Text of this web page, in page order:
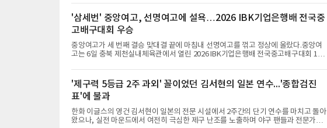
가 과연 지속 가능한지 질문을 던졌다.물론 144경기가 세계적으로 특별히 많은 숫자
는 아니다. 메이저리그는 팀당 162경기, 일본프로야구도 143~144경기를 치른다. 숫
자만 놓고 보면 KBO가 유난히 혹사 구조라고 말하기 어렵다.하지만 중요한 것은 숫자
가 아니라 환경이다. 한국의 여름은 달라지고 있다. 과거와 비교하기 어려울 정도로 폭
염이 길어지고 강해지고 있다. 여기에 장마, 이
'삼세번' 중앙여고, 선명여고에 설욕…2026 IBK기업은행배 전국중
고배구대회 우승
중앙여고가 세 번째 결승 맞대결 끝에 마침내 선명여고를 꺾고 정상에 올랐다.중앙여
고는 6일 충북 제천실내체육관에서 열린 2026 IBK기업은행배 전국중고배구대회 18
물리치고 우승을 차지했다.첫 세트를 13-25로 내주며 불안하게 출발한 중앙여고는 이
후 조직력을 되찾아 2세트부터 경기 주도권을 완전히 장악했다. 강한 서브와 탄탄한
수비를 앞세워 내리 세 세트를 따내며 짜릿한 역전승을 완성했다.이번 우승은 더욱 의
미가 컸다. 중앙여고는 올해 3월 춘계연맹전과 5월 종별선수권대회 결승에서 모두 선
명여고에 패해 준우승에 머물렀다. 그러나 세 번째
'제구력 5등급 2주 과외' 꼴이었던 김서현의 일본 연수...'종합검진
표'에 불과
한화 이글스의 영건 김서현이 일본의 전문 시설에서 2주간의 단기 연수를 마치고 돌아
왔으나, 실전 마운드에서 여전히 극심한 제구 난조를 노출하며 야구 팬들과 전문가들